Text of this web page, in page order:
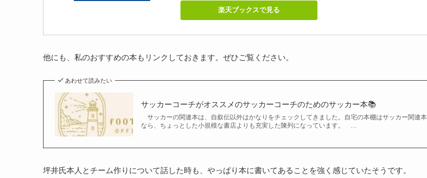
楽天ブックスで見る
他にも、私のおすすめの本もリンクしておきます。ぜひご覧ください。
あわせて読みたい
サッカーコーチがオススメのサッカーコーチのためのサッカー本📚
サッカーの関連本は、自叙伝以外はかなりをチェックしてきました。自宅の本棚はサッカー関連本
なら、ちょっとした小規模な書店よりも充実した陳列になっています。 ...
坪井氏本人とチーム作りについて話した時も、やっぱり本に書いてあることを強く感じていたそうです。